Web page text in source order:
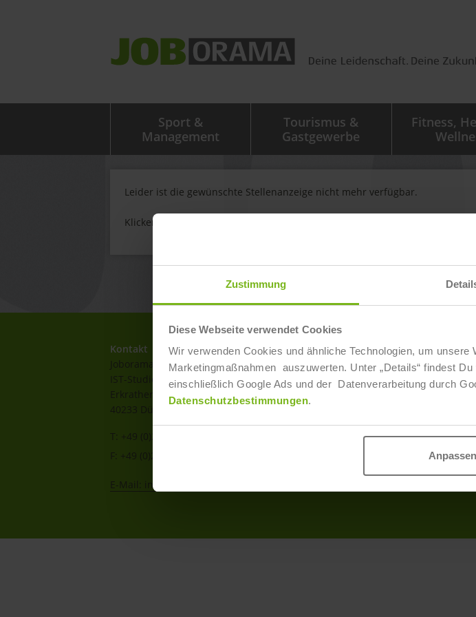
Zustimmung
Diese Webseite verwendet Cookies
Wir verwenden Cookies und ähnliche Technologien, um
Marketingmaßnahmen auszuwerten. Unter „Details“ findest
einschließlich Google Ads und der Datenverarbeitung durch
Datenschutzbestimmungen.
Anpassen
Sport &
Management
Tourismus &
Gastgewerbe
Fitness,
Leider ist die gewünschte Stellenanzeige nicht mehr verfügbar.
Klicken Sie
Kontakt
Joborama
IST-Studieninstitut GmbH
Erkrather Str. 220a-c
40233 Düsseldorf
T: +49 (0)211 / 866 68 - 13
F: +49 (0)211 / 866 68 - 30
E-Mail: info@joborama.de
Über Uns
Veranstaltungen